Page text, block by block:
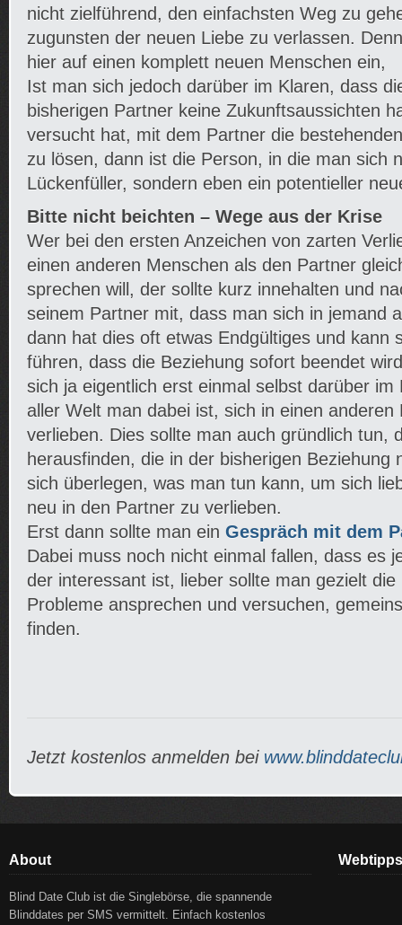
nicht zielführend, den einfachsten Weg zu
zugunsten der neuen Liebe zu verlassen.
hier auf einen komplett neuen Menschen ein,
Ist man sich jedoch darüber im Klaren, dass
bisherigen Partner keine Zukunftsaussichten
versucht hat, mit dem Partner die
zu lösen, dann ist die Person, in die man sich
Lückenfüller, sondern eben ein potentieller
Bitte nicht beichten – Wege aus der Krise
Wer bei den ersten Anzeichen von zarten
einen anderen Menschen als den Partner
sprechen will, der sollte kurz innehalten und
seinem Partner mit, dass man sich in jemand
dann hat dies oft etwas Endgültiges und kann
führen, dass die Beziehung sofort beendet
sich ja eigentlich erst einmal selbst darüber im
aller Welt man dabei ist, sich in einen anderen
verlieben. Dies sollte man auch gründlich tun,
herausfinden, die in der bisherigen Beziehung
sich überlegen, was man tun kann, um sich
neu in den Partner zu verlieben.
Erst dann sollte man ein Gespräch mit dem
Dabei muss noch nicht einmal fallen, dass es
der interessant ist, lieber sollte man gezielt die
Probleme ansprechen und versuchen,
finden.
Jetzt kostenlos anmelden bei
About
Blind Date Club ist die Singlebörse, die spannende
Blinddates per SMS vermittelt. Einfach kostenlos
Webtipps